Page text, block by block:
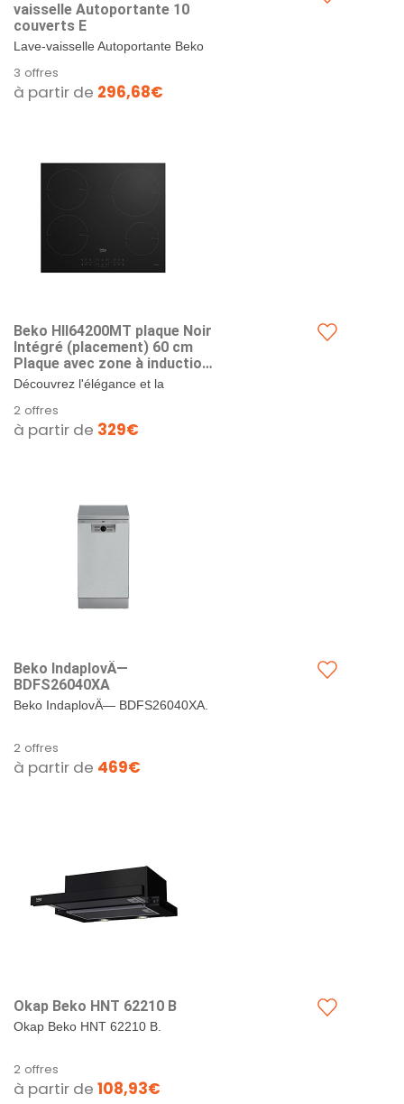
vaisselle Autoportante 10
couverts E
Lave-vaisselle Autoportante Beko
Découvrez le lave-vaisselle Beko
DVS05024W, une solution...
3 offres
à partir de 296,68€
Beko HII64200MT plaque Noir
Intégré (placement) 60 cm
Plaque avec zone à induction
4 zone(s)
Découvrez l'élégance et la
induction Beko HII64200MT, une
solution moderne et efficace...
2 offres
à partir de 329€
Beko IndaplovÄ—
BDFS26040XA
Beko IndaplovÄ— BDFS26040XA.
2 offres
à partir de 469€
Okap Beko HNT 62210 B
Okap Beko HNT 62210 B.
2 offres
à partir de 108,93€